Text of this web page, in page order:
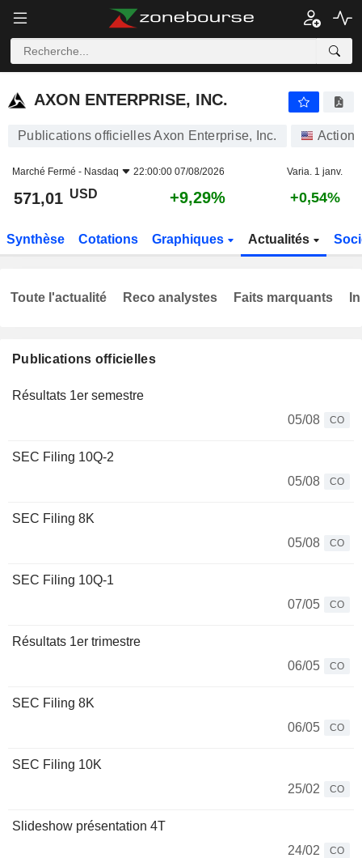
AXON ENTERPRISE, INC.
AXON ENTERPRISE, INC.
Publications officielles Axon Enterprise, Inc. Actions
Marché Fermé - Nasdaq 22:00:00 07/08/2026 Varia. 1 janv.
571,01 USD +9,29% +0,54%
Synthèse Cotations Graphiques Actualités
Publications officielles
Résultats 1er semestre
05/08
CO
SEC Filing 10Q-2
05/08
CO
SEC Filing 8K
05/08
CO
SEC Filing 10Q-1
07/05
CO
Résultats 1er trimestre
06/05
CO
SEC Filing 8K
06/05
CO
SEC Filing 10K
25/02
CO
Slideshow présentation 4T
24/02
CO
Toute l'actualité Reco analystes Faits marquants